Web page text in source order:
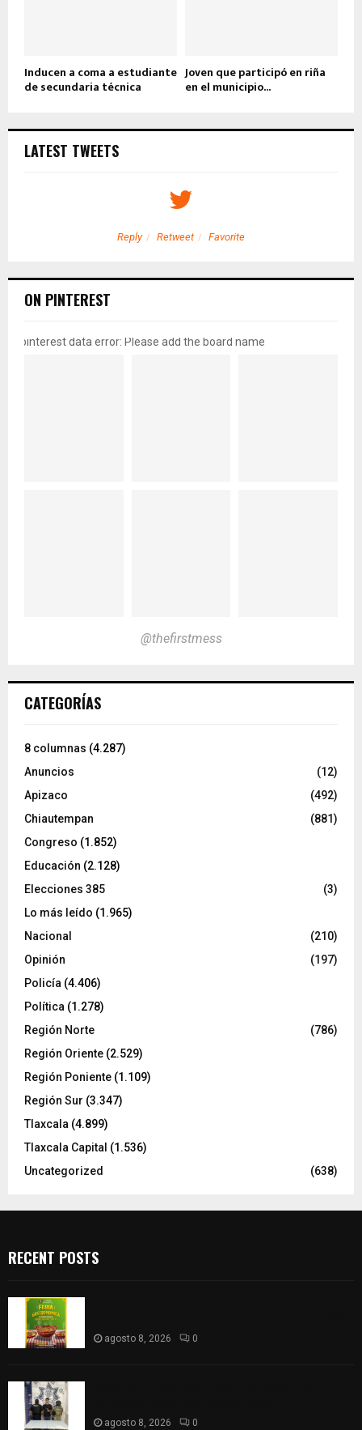
Inducen a coma a estudiante
de secundaria técnica
Joven que participó en riña
en el municipio...
LATEST TWEETS
Reply Retweet Favorite
ON PINTEREST
pinterest data error: Please add the board name
@thefirstmess
CATEGORÍAS
8 columnas (4.287)
Anuncios
(12)
Apizaco
(492)
Chiautempan
(881)
Congreso (1.852)
Educación (2.128)
Elecciones 385
(3)
Lo más leído (1.965)
Nacional
(210)
Opinión
(197)
Policía (4.406)
Política (1.278)
Región Norte
(786)
Región Oriente (2.529)
Región Poniente (1.109)
Región Sur (3.347)
Tlaxcala (4.899)
Tlaxcala Capital (1.536)
Uncategorized
(638)
RECENT POSTS
agosto 8, 2026 0
agosto 8, 2026 0